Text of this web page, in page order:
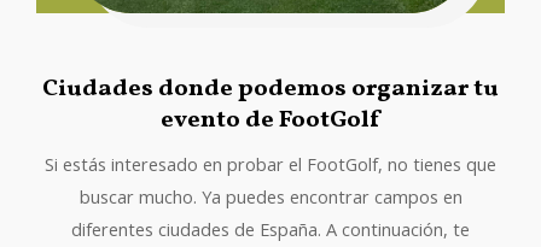
Ciudades donde podemos organizar tu
evento de FootGolf
Si estás interesado en probar el FootGolf, no tienes que
buscar mucho. Ya puedes encontrar campos en
diferentes ciudades de España. A continuación, te